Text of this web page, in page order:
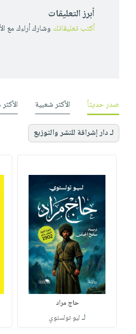
أبرز التعليقات
أكتب تعليقاتك وشارك أراءك مع
صدر حديثاً الأكثر شعبية
لـ دار إشراقة للنشر والتوزيع
حاج مراد
لـ ليو تولستوي